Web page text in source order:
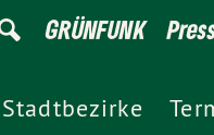
GRÜNFUNK
Stadtbezirke